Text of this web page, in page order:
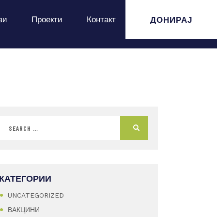
Проекти Контакт ДОНИРАЈ
КАТЕГОРИИ
UNCATEGORIZED
ВАКЦИНИ